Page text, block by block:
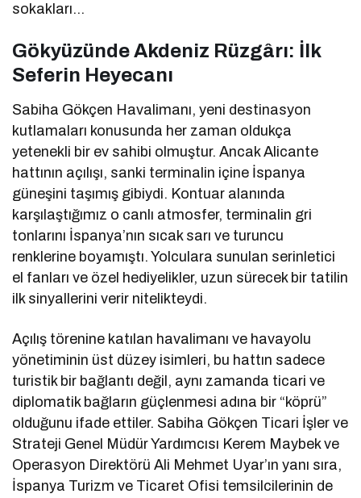
sokakları…
Gökyüzünde Akdeniz Rüzgârı: İlk
Seferin Heyecanı
Sabiha Gökçen Havalimanı, yeni destinasyon
kutlamaları konusunda her zaman oldukça
yetenekli bir ev sahibi olmuştur. Ancak Alicante
hattının açılışı, sanki terminalin içine İspanya
güneşini taşımış gibiydi. Kontuar alanında
karşılaştığımız o canlı atmosfer, terminalin gri
tonlarını İspanya’nın sıcak sarı ve turuncu
renklerine boyamıştı. Yolculara sunulan serinletici
el fanları ve özel hediyelikler, uzun sürecek bir tatilin
ilk sinyallerini verir nitelikteydi.
Açılış törenine katılan havalimanı ve havayolu
yönetiminin üst düzey isimleri, bu hattın sadece
turistik bir bağlantı değil, aynı zamanda ticari ve
diplomatik bağların güçlenmesi adına bir “köprü”
olduğunu ifade ettiler. Sabiha Gökçen Ticari İşler ve
Strateji Genel Müdür Yardımcısı Kerem Maybek ve
Operasyon Direktörü Ali Mehmet Uyar’ın yanı sıra,
İspanya Turizm ve Ticaret Ofisi temsilcilerinin de